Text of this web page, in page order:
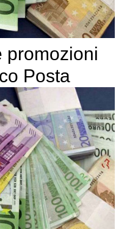
promozioni
Posta